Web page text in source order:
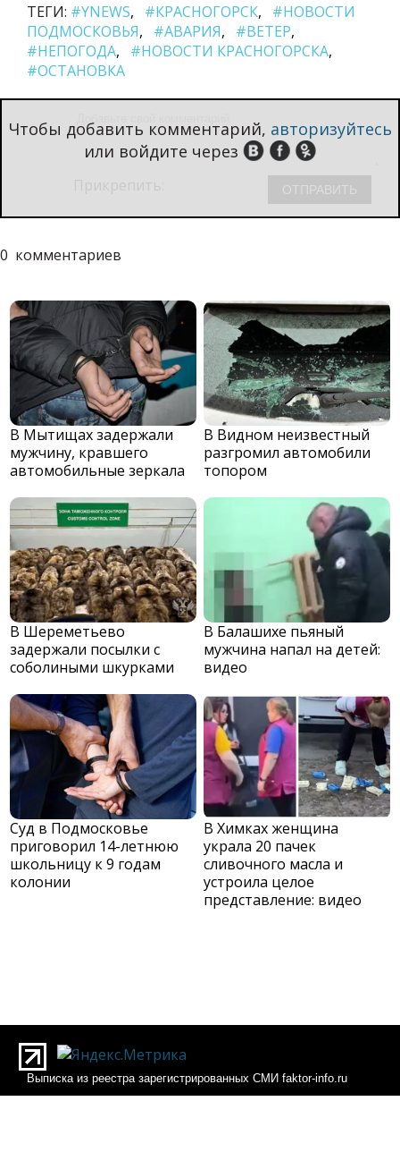
ТЕГИ: #YNEWS #КРАСНОГОРСК
#НОВОСТИ
ПОДМОСКОВЬЯ
#АВАРИЯ
#ВЕТЕР
#НЕПОГОДА
#НОВОСТИ КРАСНОГОРСКА
#ОСТАНОВКА
Чтобы добавить комментарий, авторизуйтесь
или войдите через
0 комментариев
В Мытищах задержали
мужчину, кравшего
автомобильные зеркала
В Видном неизвестный
разгромил автомобили
топором
В Шереметьево
задержали посылки с
соболиными шкурками
В Балашихе пьяный
мужчина напал на детей:
видео
Суд в Подмосковье
приговорил 14-летнюю
школьницу к 9 годам
колонии
В Химках женщина
украла 20 пачек
сливочного масла и
устроила целое
представление: видео
Выписка из реестра зарегистрированных СМИ faktor-info.ru